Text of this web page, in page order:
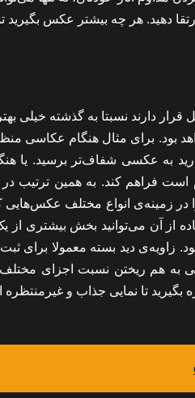
دهید. هر چه بیشتر عکس بگیرید
دارند نسبتا به گذشته خیلی
بود. برای مثال هنگام عکاسی
به عکسی شفاف‌تر برسید. یا
فراهم کند. به همین ترتیب در
زمینه‌ی انواع مختلف عکس‌هایی که
از آن می‌توانید بخش بیشتری
شود. زاویه‌ی دید بسته معمولا
به هم ریختن نسبت اجزای